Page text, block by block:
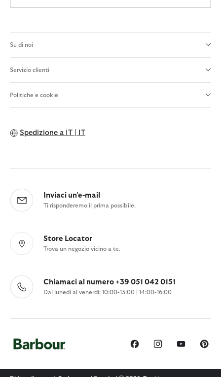
Su di noi
Servizio clienti
Politiche e cookie
Spedizione a IT | IT
Inviaci un'e-mail
Ti risponderemo il prima possibile.
Store Locator
Trova un negozio vicino a te.
Chiamaci al numero +39 051 042 0151
Dal lunedì al venerdì: 10:00-13:00 | 14:00-16:00